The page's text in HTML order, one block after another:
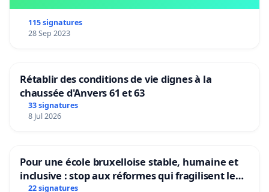
115 signatures
28 Sep 2023
Rétablir des conditions de vie dignes à la
chaussée d'Anvers 61 et 63
33 signatures
8 Jul 2026
Pour une école bruxelloise stable, humaine et
inclusive : stop aux réformes qui fragilisent le
22 signatures